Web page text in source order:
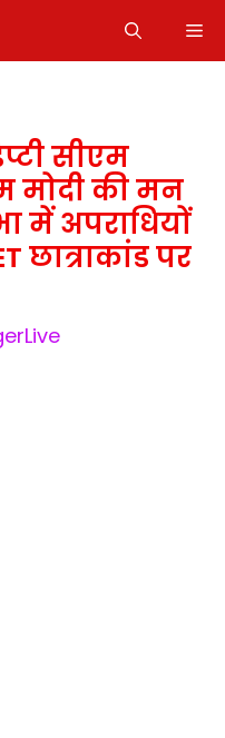
सीएम
मोदी की मन
में अपराधियों
छात्राकांड पर